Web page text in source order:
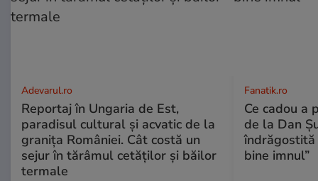
Adevarul.ro
Reportaj în Ungaria de Est,
paradisul cultural și acvatic de la
granița României. Cât costă un
sejur în tărâmul cetăților și băilor
termale
Fanatik.ro
Ce cadou a
de la Dan
îndrăgostită
bine imnul”